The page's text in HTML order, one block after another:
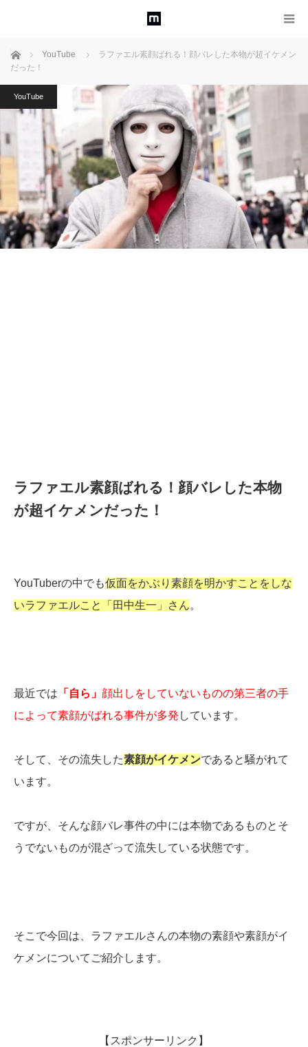
ホーム YouTube
ラファエル素顔ばれる！顔バレした本物が超イケメン
だった！
YouTube
ラファエル素顔ばれる！顔バレした本物
が超イケメンだった！
YouTuberの中でも仮面をかぶり素顔を明かすことをしな
いラファエルこと「田中生一」さん。
最近では 「自ら」 顔出しをしていないものの第三者の手
によって素顔がばれる事件が多発 しています。
そして、その流失した素顔がイケメンであると騒がれて
います。
ですが、そんな顔バレ事件の中には本物であるものとそ
うでないものが混ざって流失している状態です。
そこで今回は、ラファエルさんの本物の素顔や素顔がイ
ケメンについてご紹介します。
【スポンサーリンク】